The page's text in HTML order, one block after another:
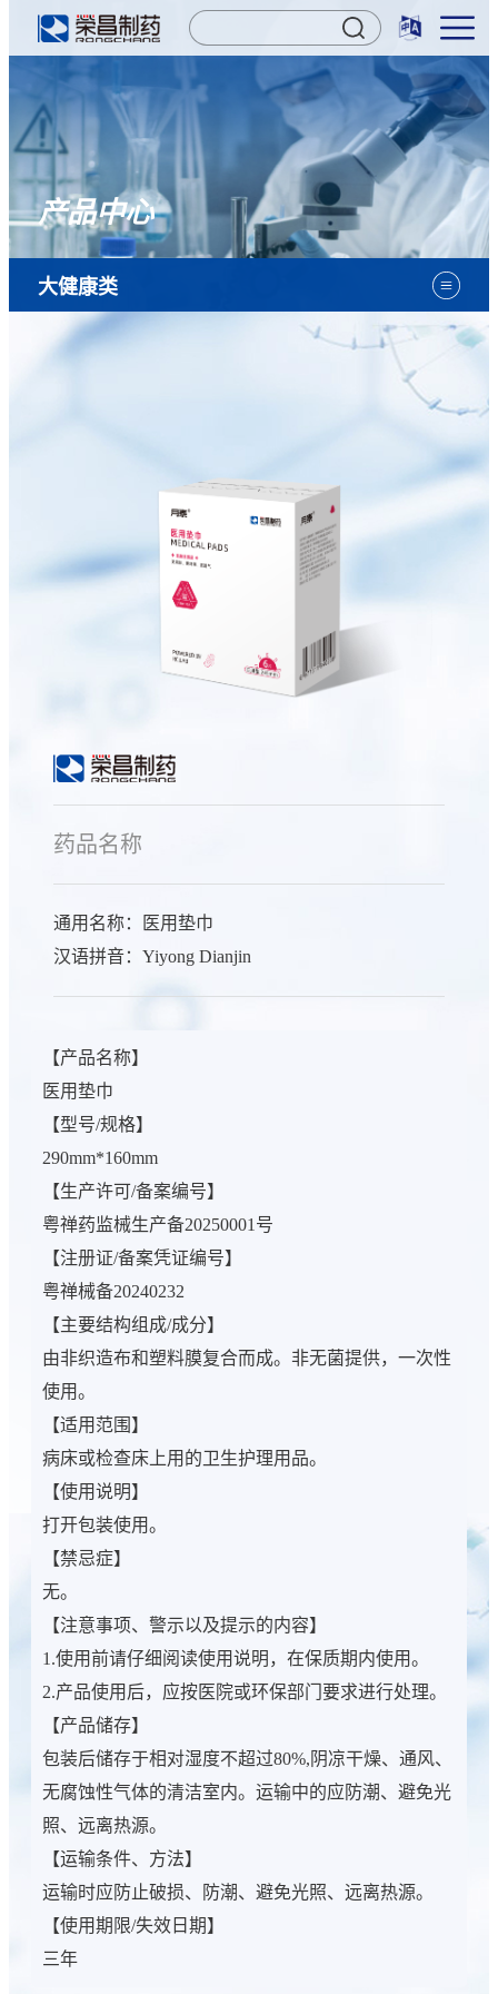
产品中心
大健康类
药品名称
通用名称：医用垫巾
汉语拼音：Yiyong Dianjin
【产品名称】
医用垫巾
【型号/规格】
290mm*160mm
【生产许可/备案编号】
粤禅药监械生产备20250001号
【注册证/备案凭证编号】
粤禅械备20240232
【主要结构组成/成分】
由非织造布和塑料膜复合而成。非无菌提供，一次性
使用。
【适用范围】
病床或检查床上用的卫生护理用品。
【使用说明】
打开包装使用。
【禁忌症】
无。
【注意事项、警示以及提示的内容】
1.使用前请仔细阅读使用说明，在保质期内使用。
2.产品使用后，应按医院或环保部门要求进行处理。
【产品储存】
包装后储存于相对湿度不超过80%,阴凉干燥、通风、
无腐蚀性气体的清洁室内。运输中的应防潮、避免光
照、远离热源。
【运输条件、方法】
运输时应防止破损、防潮、避免光照、远离热源。
【使用期限/失效日期】
三年